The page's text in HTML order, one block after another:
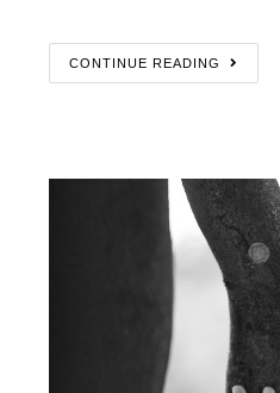
CONTINUE READING